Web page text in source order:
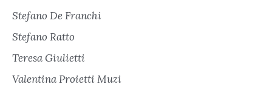
Stefano De Franchi
Stefano Ratto
Teresa Giulietti
Valentina Proietti Muzi